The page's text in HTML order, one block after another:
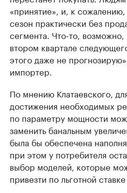
«принятие», и, к
сезон практически без
сегмента. Что-то,
втором квартале
этого даже не
импортер.
По мнению Клатаевского,
достижения необходимых
по параметру мощности
заменить банальным
была бы обеспечена
при этом у потребителя
выбор моделей, которые
привезти по льготной